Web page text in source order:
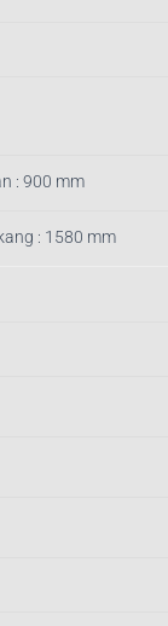
: 900 mm
: 1580 mm